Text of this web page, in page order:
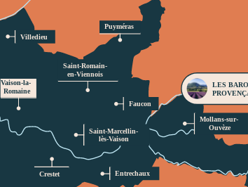
Vaison-la-
Romaine
Crestet
Faucon
Entrechaux
Saint-Romain-
en-Viennois
Villedieu
LES
Puyméras
Saint-Marcellin-
lès-Vaison
Mollans-sur-
Ouvèze